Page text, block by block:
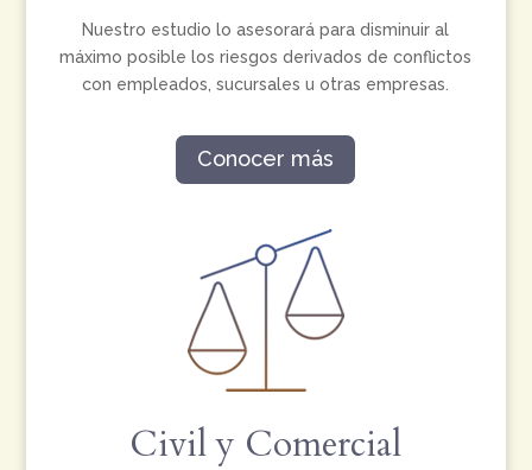
Nuestro estudio lo asesorará para disminuir al
máximo posible los riesgos derivados de conflictos
con empleados, sucursales u otras empresas.
Conocer más
Civil y Comercial